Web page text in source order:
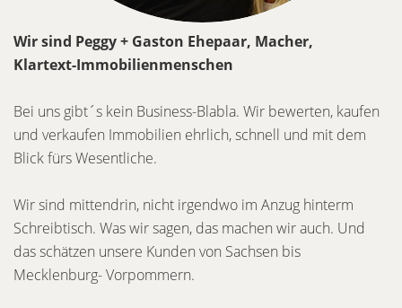
Wir sind Peggy + Gaston Ehepaar, Macher,
Klartext-Immobilienmenschen
Bei uns gibt´s kein Business-Blabla. Wir bewerten, kaufen
und verkaufen Immobilien ehrlich, schnell und mit dem
Blick fürs Wesentliche.
Wir sind mittendrin, nicht irgendwo im Anzug hinterm
Schreibtisch. Was wir sagen, das machen wir auch. Und
das schätzen unsere Kunden von Sachsen bis
Mecklenburg- Vorpommern.